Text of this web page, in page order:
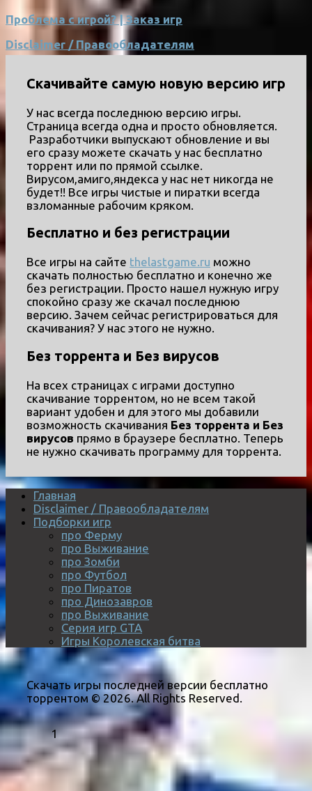
Проблема с игрой? | Заказ игр
Disclaimer / Правообладателям
Скачивайте самую новую версию игр
У нас всегда последнюю версию игры.
Страница всегда одна и просто обновляется.
Разработчики выпускают обновление и вы
его сразу можете скачать у нас бесплатно
торрент или по прямой ссылке.
Вирусом,амиго,яндекса у нас нет никогда не
будет!! Все игры чистые и пиратки всегда
взломанные рабочим кряком.
Бесплатно и без регистрации
Все игры на сайте thelastgame.ru можно
скачать полностью бесплатно и конечно же
без регистрации. Просто нашел нужную игру
спокойно сразу же скачал последнюю
версию. Зачем сейчас регистрироваться для
скачивания? У нас этого не нужно.
Без торрента и Без вирусов
На всех страницах с играми доступно
скачивание торрентом, но не всем такой
вариант удобен и для этого мы добавили
возможность скачивания Без торрента и Без
вирусов прямо в браузере бесплатно. Теперь
не нужно скачивать программу для торрента.
Главная
Disclaimer / Правообладателям
Подборки игр
про Ферму
про Выживание
про Зомби
про Футбол
про Пиратов
про Динозавров
про Выживание
Серия игр GTA
Игры Королевская битва
Скачать игры последней версии бесплатно
торрентом © 2026. All Rights Reserved.
1